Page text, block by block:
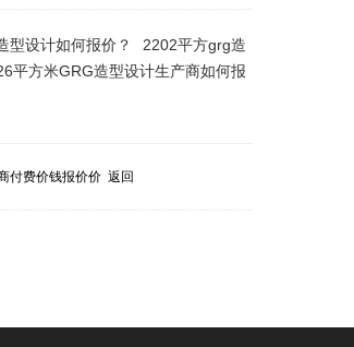
型设计如何报价？
2202平方grg造
平方米GRG造型设计生产商如何报
付费价钱报价价 返回